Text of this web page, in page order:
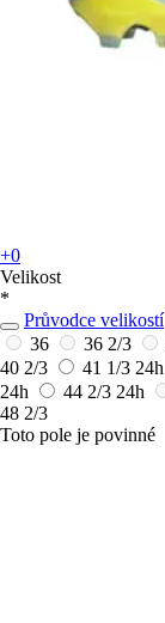
+0
Velikost
*
Průvodce velikostí
36
36 2/3
40 2/3
41 1/3 24h
24h
44 2/3 24h
48 2/3
Toto pole je povinné